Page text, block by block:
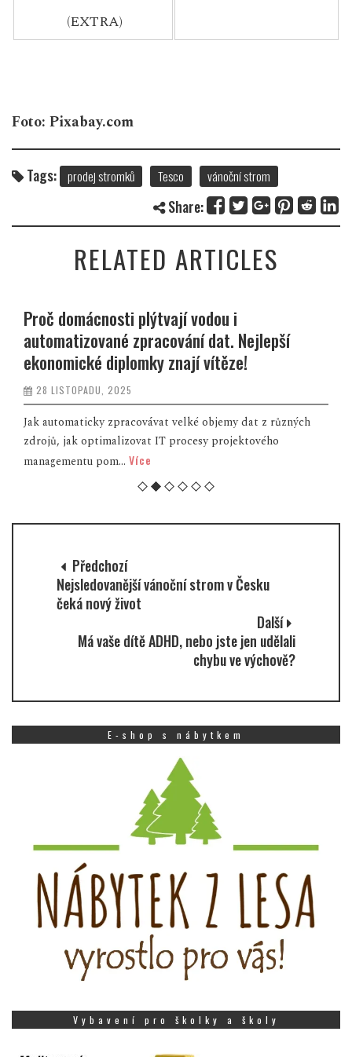
(EXTRA)
Foto: Pixabay.com
Tags: prodej stromků Tesco vánoční strom
Share:
RELATED ARTICLES
Proč domácnosti plýtvají vodou i
automatizované zpracování dat. Nejlepší
ekonomické diplomky znají vítěze!
28 LISTOPADU, 2025
Jak automaticky zpracovávat velké objemy dat z různých
zdrojů, jak optimalizovat IT procesy projektového
managementu pom... Více
Předchozí
Nejsledovanější vánoční strom v Česku
čeká nový život
Další
Má vaše dítě ADHD, nebo jste jen udělali
chybu ve výchově?
E-shop s nábytkem
Vybavení pro školky a školy